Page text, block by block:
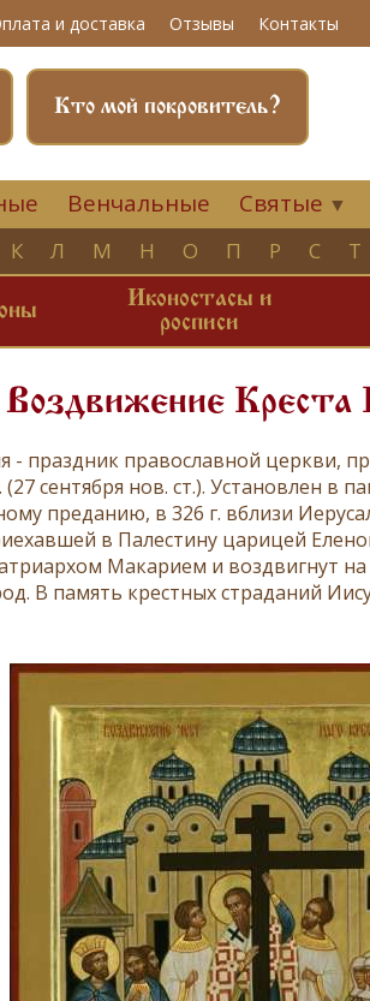
и доставка Отзывы Контакты
Кто мой покровитель?
Венчальные Святые ▼
К Л М Н О П Р С Т
Иконостасы и
росписи
Воздвижение Креста
- праздник православной церкви,
(27 сентября нов. ст.). Установлен в
преданию, в 326 г. вблизи
в Палестину царицей
Макарием и воздвигнут
В память крестных страданий